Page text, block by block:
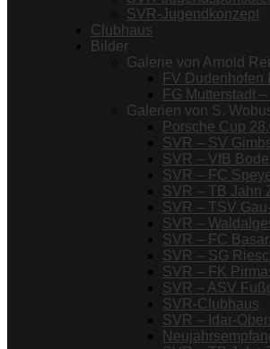
SVR-Jugendkonzept
Clubhaus
Bilder
Galerie von Arnold Reil
FV Dudenhofen
FG Mutterstadt
Galerien von S.
Porsche Cup
SVR – SV
SVR – VfB
SVR – FC
SVR – TB Jahn
SVR – TSV
SVR –
SVR – FC
SVR – SG
SVR – FK
SVR – ASV
SVR-Clubhaus
SVR – Idar-